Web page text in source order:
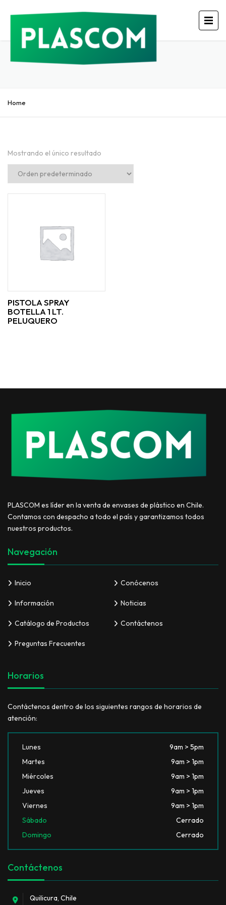
Home
Mostrando el único resultado
PISTOLA SPRAY
BOTELLA 1 LT.
PELUQUERO
PLASCOM es líder en la venta de envases de plástico en Chile.
Contamos con despacho a todo el país y garantizamos todos
nuestros productos.
Navegación
Inicio Conócenos
Información Noticias
Catálogo de Productos Contáctenos
Preguntas Frecuentes
Horarios
Contáctenos dentro de los siguientes rangos de horarios de
atención:
Lunes
9am > 5pm
Martes
9am > 1pm
Miércoles
9am > 1pm
Jueves
9am > 1pm
Viernes
9am > 1pm
Sábado
Cerrado
Domingo
Cerrado
Contáctenos
Quilicura, Chile